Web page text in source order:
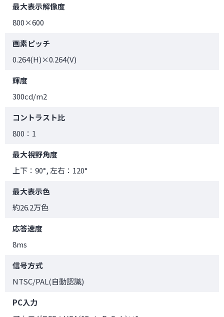
最大表示解像度
800×600
画素ピッチ
0.264(H)×0.264(V)
輝度
300cd/m2
コントラスト比
800：1
最大視野角度
上下：90°, 左右：120°
最大表示色
約26.2万色
応答速度
8ms
信号方式
NTSC/PAL(自動認識)
PC入力